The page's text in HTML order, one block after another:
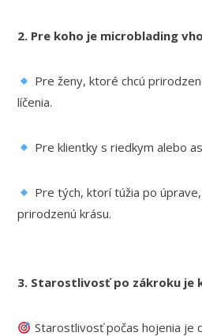
2. Pre koho je microblading
Pre ženy, ktoré chcú
líčenia.
Pre klientky s riedkym alebo
Pre tých, ktorí túžia po
prirodzenú krásu.
3. Starostlivosť po zákroku je
Starostlivosť počas hojenia je